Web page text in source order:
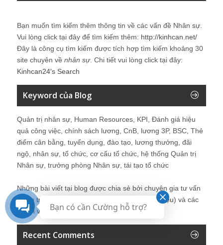
Bạn muốn tìm kiếm thêm thông tin về các vấn đề Nhân sự.
Vui lòng click tại đây để tìm kiếm thêm: http://kinhcan.net/
Đây là công cụ tìm kiếm được tích hợp tìm kiếm khoảng 30
site chuyên về nhân sự. Chi tiết vui lòng click tại đây:
Kinhcan24′s Search
Keyword của Blog
Quản trị nhân sự, Human Resources, KPI, Đánh giá hiệu
quả công việc, chính sách lương, CnB, lương 3P, BSC, Thẻ
điểm cân bằng, tuyển dụng, đào tạo, lương thưởng, đãi
ngộ, nhân sự, tổ chức, cơ cấu tổ chức, hệ thống Quản trị
Nhân sự, trưởng phòng Nhân sự, tái tạo tổ chức
Những bài viết tại blog được chia sẻ bởi chuyên gia tư vấn
Quản trị Nhân sự Nguyễn Hùng Cường (
giới thiệu) và các
thành viên khác trong cộng đồng Nhân sự.
Recent Comments
Bạn có cần Cường hỗ trợ?